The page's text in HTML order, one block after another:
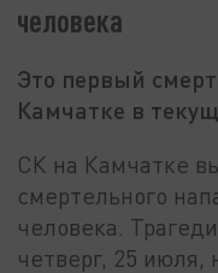
человека
Это первый
Камчатке в
СК на Камчатке
смертельного
человека.
четверг, 25